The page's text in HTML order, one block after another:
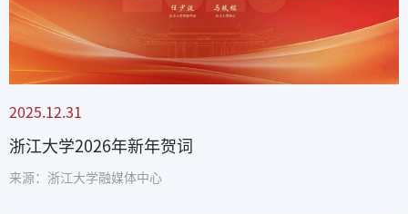
2025.12.31
浙江大学2026年新年贺词
来源：浙江大学融媒体中心